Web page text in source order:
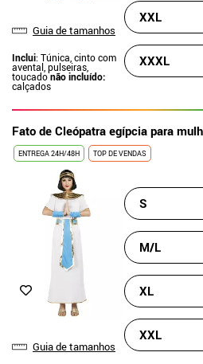
Guia de tamanhos
Inclui: Túnica, cinto com
avental, pulseiras,
toucadonão incluído:
calçados
XXL
XXXL
Fato de Cleópatra egípcia para
ENTREGA 24H/48H TOP DE VENDAS
Guia de tamanhos
S
M/L
XL
XXL